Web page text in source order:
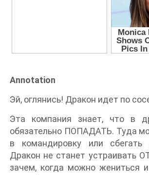
Annotation
Эй, оглянись! Дракон идет по
Эта компания знает, что в
обязательно ПОПАДАТЬ. Туда
в командировку или сбегать
Дракон не станет устраивать
зачем, когда можно жениться